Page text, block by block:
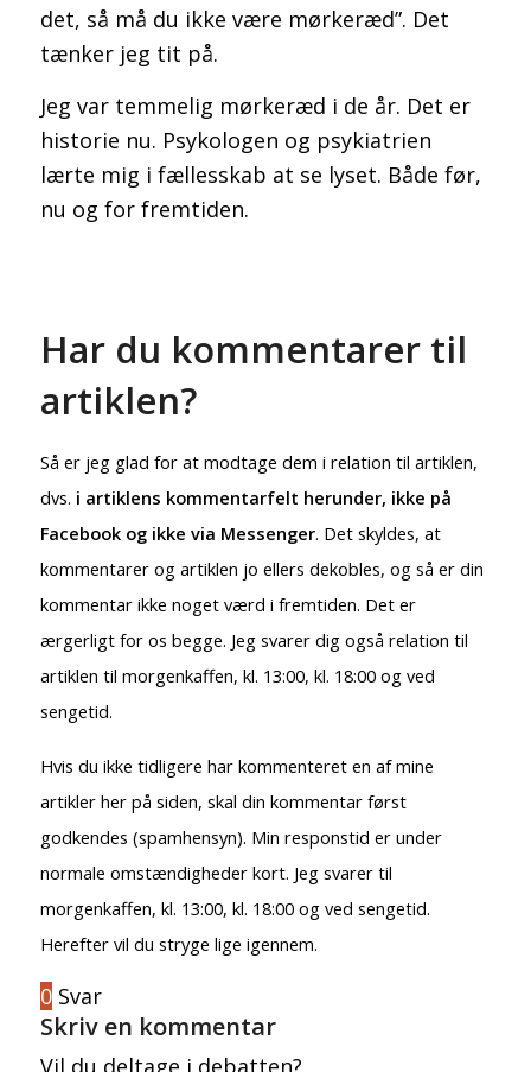
TNG-support
Gamle Stegemüller-billeder
Nærmeste slægtninge – og mig
Historien i glimt
det, så må du ikke være mørkeræd”. Det
tænker jeg tit på.
Jeg var temmelig mørkeræd i de år. Det er
historie nu. Psykologen og psykiatrien
lærte mig i fællesskab at se lyset. Både før,
nu og for fremtiden.
Har du kommentarer til
artiklen?
Så er jeg glad for at modtage dem i relation til artiklen,
dvs. i artiklens kommentarfelt herunder, ikke på
Facebook og ikke via Messenger. Det skyldes, at
kommentarer og artiklen jo ellers dekobles, og så er din
kommentar ikke noget værd i fremtiden. Det er
ærgerligt for os begge. Jeg svarer dig også relation til
artiklen til morgenkaffen, kl. 13:00, kl. 18:00 og ved
sengetid.
Hvis du ikke tidligere har kommenteret en af mine
artikler her på siden, skal din kommentar først
godkendes (spamhensyn). Min responstid er under
normale omstændigheder kort. Jeg svarer til
morgenkaffen, kl. 13:00, kl. 18:00 og ved sengetid.
Herefter vil du stryge lige igennem.
0 Svar
Skriv en kommentar
Vil du deltage i debatten?